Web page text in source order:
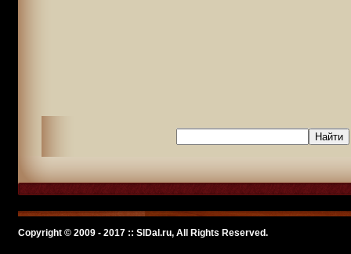
Copyright © 2009 - 2017 :: SlDal.ru, All Rights Reserved.